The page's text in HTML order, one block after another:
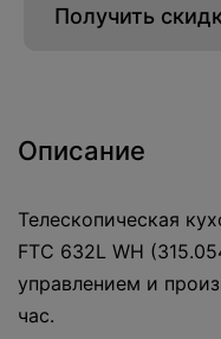
Получить
Описание
Телескопическая
FTC 632L WH
управлением и
час.